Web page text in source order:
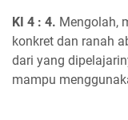
KI 4 : 4. Mengolah,
konkret dan ranah
dari yang
mampu